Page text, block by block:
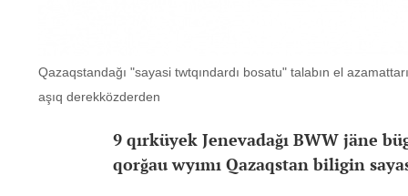
Qazaqstandağı "sayasi twtqındardı bosatu" talabın el
aşıq derekközderden
9 qırküyek Jenevadağı BWW jäne
qorğau wyımı Qazaqstan biligin